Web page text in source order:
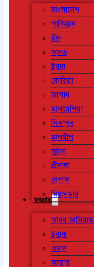
বাংলাদেশ
পাকিস্তান
চীন
ভারত
ইরান
কোরিয়া
জাপান
মালয়েশিয়া
সিঙ্গাপুর
মালদ্বীপ
ভুটান
শ্রীলঙ্কা
নেপাল
মিয়ানমার
মধ্যপ্রাচ্য
আরব আমিরাত
ইরাক
ওমান
কাতার